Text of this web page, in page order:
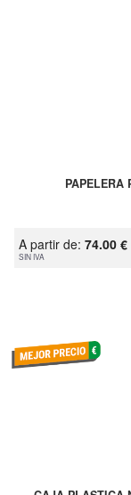
PAPELERA
A partir de: 74.00 €
SIN IVA